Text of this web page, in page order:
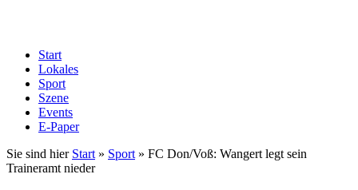
Start
Lokales
Sport
Szene
Events
E-Paper
Sie sind hier Start » Sport » FC Don/Voß: Wangert legt sein
Traineramt nieder